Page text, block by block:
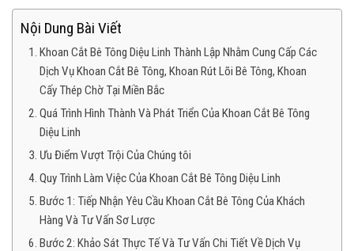
Nội Dung Bài Viết
Khoan Cắt Bê Tông Diệu Linh Thành Lập Nhằm Cung Cấp Các
Dịch Vụ Khoan Cắt Bê Tông, Khoan Rút Lõi Bê Tông, Khoan
Cấy Thép Chờ Tại Miền Bắc
Quá Trình Hình Thành Và Phát Triển Của Khoan Cắt Bê Tông
Diệu Linh
Ưu Điểm Vượt Trội Của Chúng tôi
Quy Trình Làm Việc Của Khoan Cắt Bê Tông Diệu Linh
Bước 1: Tiếp Nhận Yêu Cầu Khoan Cắt Bê Tông Của Khách
Hàng Và Tư Vấn Sơ Lược
Bước 2: Khảo Sát Thực Tế Và Tư Vấn Chi Tiết Về Dịch Vụ